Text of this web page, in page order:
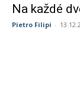
Na každé
Pietro Filipi -